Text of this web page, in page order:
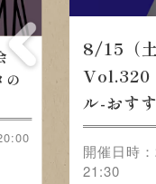
の
8/15（
Vol.320
ル-おす
開催日時
21:30